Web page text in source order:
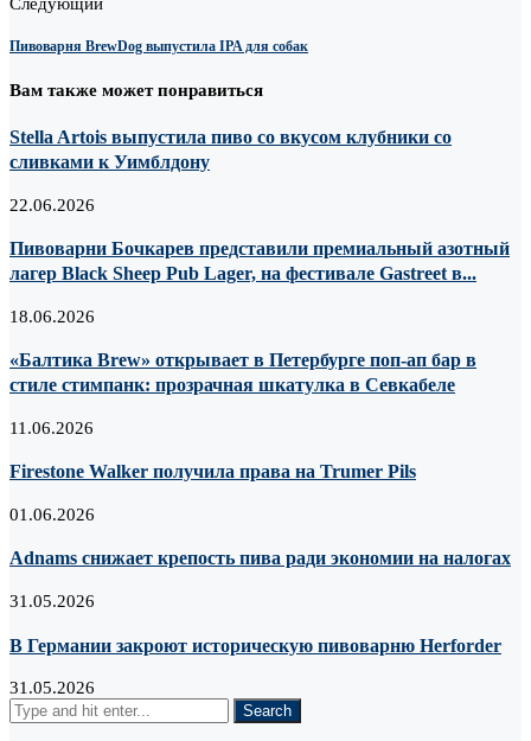
Пивоварня BrewDog выпустила IPA для собак
Вам также может понравиться
Stella Artois выпустила пиво со вкусом клубники со
сливками к Уимблдону
22.06.2026
Пивоварни Бочкарев представили премиальный азотный
лагер Black Sheep Pub Lager, на фестивале Gastreet в...
18.06.2026
«Балтика Brew» открывает в Петербурге поп-ап бар в
стиле стимпанк: прозрачная шкатулка в Севкабеле
11.06.2026
Firestone Walker получила права на Trumer Pils
01.06.2026
Adnams снижает крепость пива ради экономии на налогах
31.05.2026
В Германии закроют историческую пивоварню Herforder
31.05.2026